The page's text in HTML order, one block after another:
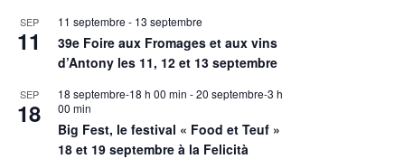
SEP
11
11 septembre - 13 septembre
39e Foire aux Fromages et aux vins
d’Antony les 11, 12 et 13 septembre
SEP
18
18 septembre-18 h 00 min -20 septembre-3 h
00 min
Big Fest, le festival « Food et Teuf »
18 et 19 septembre à la Felicità